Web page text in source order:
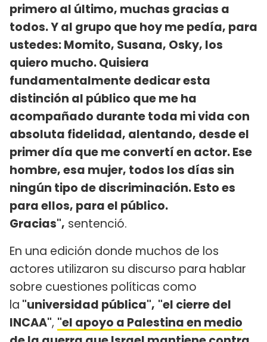
primero al último, muchas gracias a
todos. Y al grupo que hoy me pedía, para
ustedes: Momito, Susana, Osky, los
quiero mucho. Quisiera
fundamentalmente dedicar esta
distinción al público que me ha
acompañado durante toda mi vida con
absoluta fidelidad, alentando, desde el
primer día que me convertí en actor. Ese
hombre, esa mujer, todos los días sin
ningún tipo de discriminación. Esto es
para ellos, para el público.
Gracias", sentenció.
En una edición donde muchos de los
actores utilizaron su discurso para hablar
sobre cuestiones políticas como
la "universidad pública", "el cierre del
INCAA", "el apoyo a Palestina en medio